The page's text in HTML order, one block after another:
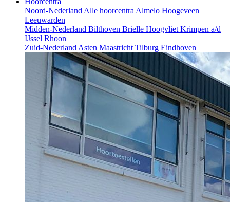
Noord-Nederland Alle hoorcentra Almelo Hoogeveen
Leeuwarden
Midden-Nederland Bilthoven Brielle Hoogvliet Krimpen a/d
IJssel Rhoon
Zuid-Nederland Asten Maastricht Tilburg Eindhoven